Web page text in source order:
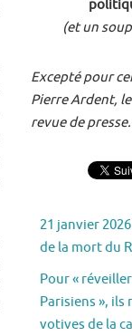
(et un
Excepté pour
Pierre Ardent,
revue de presse.
21 janvier
de la mort du
Pour «
Parisiens »,
votives de la